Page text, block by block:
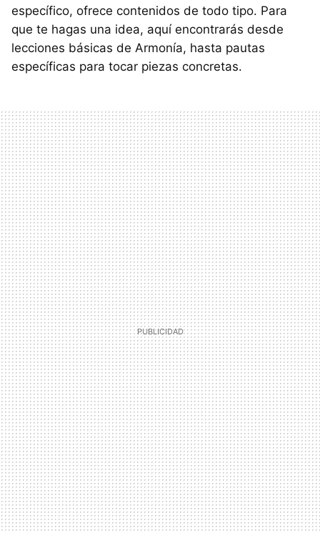
específico, ofrece contenidos de todo tipo. Para
que te hagas una idea, aquí encontrarás desde
lecciones básicas de Armonía, hasta pautas
específicas para tocar piezas concretas.